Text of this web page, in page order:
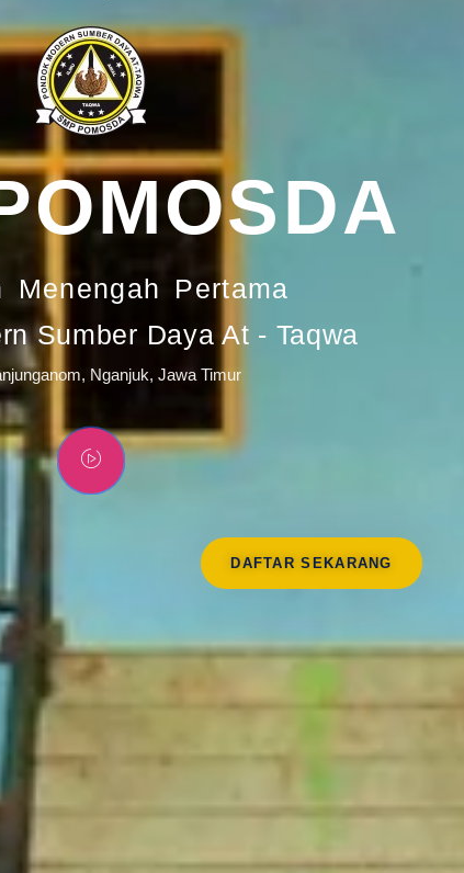
Menengah Pertama
Sumber Daya At - Taqwa
Nganjuk, Jawa Timur
DAFTAR SEKARANG